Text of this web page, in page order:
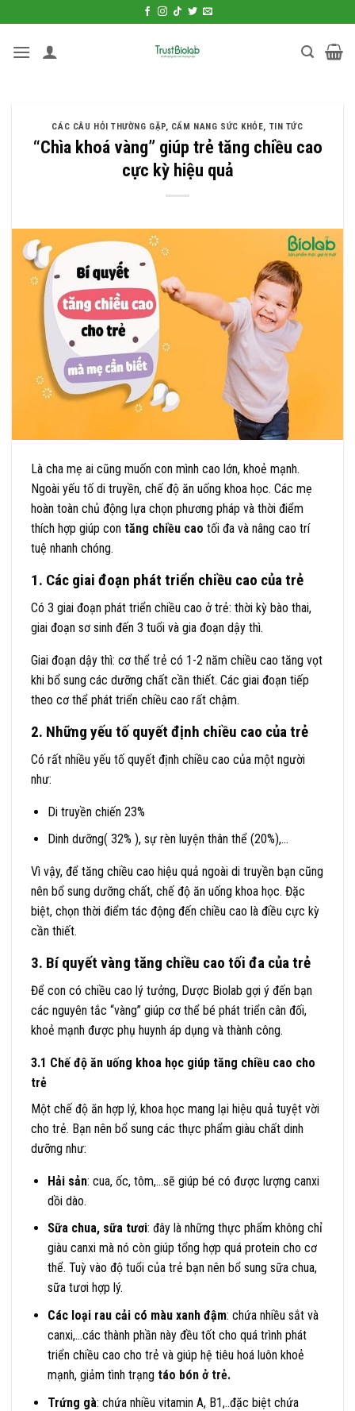
qua
CÁC CÂU HỎI THƯỜNG GẶP, CẨM NANG SỨC KHỎE, TIN TỨC
“Chìa khoá vàng” giúp trẻ tăng chiều cao
cực kỳ hiệu quả
Là cha mẹ ai cũng muốn con mình cao lớn, khoẻ mạnh.
Ngoài yếu tố di truyền, chế độ ăn uống khoa học. Các mẹ
hoàn toàn chủ động lựa chọn phương pháp và thời điểm
thích hợp giúp con tăng chiều cao tối đa và nâng cao trí
tuệ nhanh chóng.
1. Các giai đoạn phát triển chiều cao của trẻ
Có 3 giai đoạn phát triển chiều cao ở trẻ: thời kỳ bào thai,
giai đoạn sơ sinh đến 3 tuổi và gia đoạn dậy thì.
Giai đoạn dậy thì: cơ thể trẻ có 1-2 năm chiều cao tăng vọt
khi bổ sung các dưỡng chất cần thiết. Các giai đoạn tiếp
theo cơ thể phát triển chiều cao rất chậm.
2. Những yếu tố quyết định chiều cao của trẻ
Có rất nhiều yếu tố quyết định chiều cao của một người
như:
Di truyền chiến 23%
Dinh dưỡng( 32% ), sự rèn luyện thân thể (20%),…
Vì vậy, để tăng chiều cao hiệu quả ngoài di truyền bạn cũng
nên bổ sung dưỡng chất, chế độ ăn uống khoa học. Đặc
biệt, chọn thời điểm tác động đến chiều cao là điều cực kỳ
cần thiết.
3. Bí quyết vàng tăng chiều cao tối đa của trẻ
Để con có chiều cao lý tưởng, Dược Biolab gợi ý đến bạn
các nguyên tắc “vàng” giúp cơ thể bé phát triển cân đối,
khoẻ mạnh được phụ huynh áp dụng và thành công.
3.1 Chế độ ăn uống khoa học giúp tăng chiều cao cho
trẻ
Một chế độ ăn hợp lý, khoa học mang lại hiệu quả tuyệt vời
cho trẻ. Bạn nên bổ sung các thực phẩm giàu chất dinh
dưỡng như:
Hải sản: cua, ốc, tôm,…sẽ giúp bé có được lượng canxi
dồi dào.
Sữa chua, sữa tươi: đây là những thực phẩm không chỉ
giàu canxi mà nó còn giúp tổng hợp quá protein cho cơ
thể. Tuỳ vào độ tuổi của trẻ bạn nên bổ sung sữa chua,
sữa tươi hợp lý.
Các loại rau cải có màu xanh đậm: chứa nhiều sắt và
canxi,…các thành phần này đều tốt cho quá trình phát
triển chiều cao cho trẻ và giúp hệ tiêu hoá luôn khoẻ
mạnh, giảm tình trạng táo bón ở trẻ.
Trứng gà: chứa nhiều vitamin A, B1,..đặc biệt chứa